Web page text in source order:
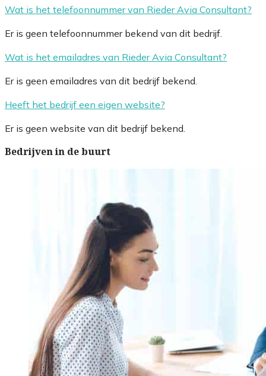
Wat is het telefoonnummer van Rieder Avia Consultant?
Er is geen telefoonnummer bekend van dit bedrijf.
Wat is het emailadres van Rieder Avia Consultant?
Er is geen emailadres van dit bedrijf bekend.
Heeft het bedrijf een eigen website?
Er is geen website van dit bedrijf bekend.
Bedrijven in de buurt